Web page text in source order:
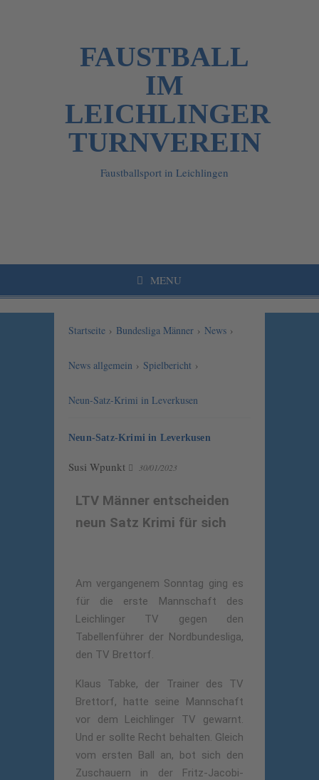
FAUSTBALL
IM
LEICHLINGER
TURNVEREIN
Faustballsport in Leichlingen
MENU
Startseite › Bundesliga Männer › News ›
News allgemein › Spielbericht ›
Neun-Satz-Krimi in Leverkusen
Neun-Satz-Krimi in Leverkusen
Susi Wpunkt 30/01/2023
LTV Männer entscheiden
neun Satz Krimi für sich
Am vergangenem Sonntag ging es
für die erste Mannschaft des
Leichlinger TV gegen den
Tabellenführer der Nordbundesliga,
den TV Brettorf.
Klaus Tabke, der Trainer des TV
Brettorf, hatte seine Mannschaft
vor dem Leichlinger TV gewarnt.
Und er sollte Recht behalten. Gleich
vom ersten Ball an, bot sich den
Zuschauern in der Fritz-Jacobi-